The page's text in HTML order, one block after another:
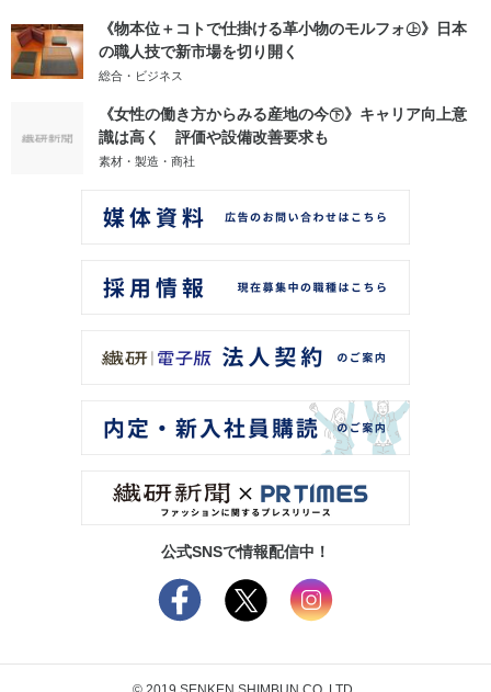
《物本位＋コトで仕掛ける革小物のモルフォ㊤》日本
の職人技で新市場を切り開く
総合・ビジネス
《女性の働き方からみる産地の今㊦》キャリア向上意
識は高く 評価や設備改善要求も
素材・製造・商社
公式SNSで情報配信中！